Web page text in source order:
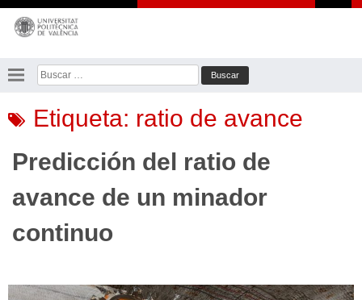
Saltar
contenido
Buscar:
Etiqueta: ratio de avance
Predicción del ratio de
avance de un minador
continuo